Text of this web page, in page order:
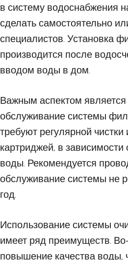
в систему водоснабжения
сделать самостоятельно
специалистов. Установка
производится после
вводом воды в дом.
Важным аспектом
обслуживание системы
требуют регулярной
картриджей, в зависимости
воды. Рекомендуется
обслуживание системы не
год.
Использование системы
имеет ряд преимуществ.
повышение качества воды,